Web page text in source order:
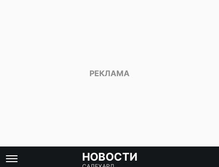
НОВОСТИ